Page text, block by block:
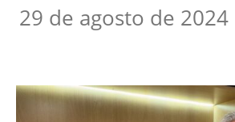
29 de agosto de 2024